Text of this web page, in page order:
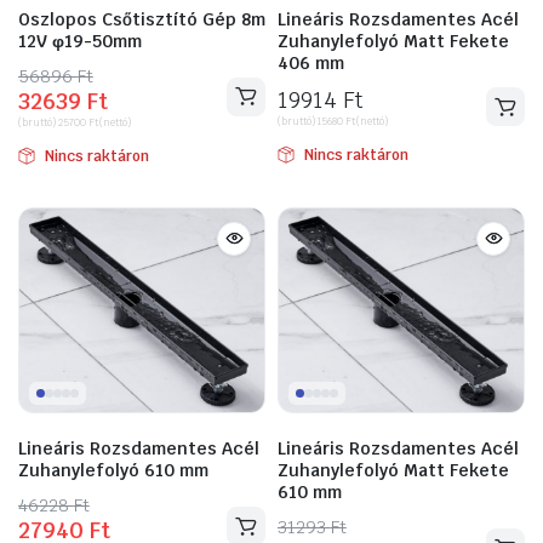
Oszlopos Csőtisztító Gép 8m
12V φ19-50mm
56896Ft
Original
price
was:
56896 Ft.
32639 Ft
Current
price
is:
32639 Ft.
(bruttó)25700 Ft(nettó)
Nincs raktáron
Lineáris Rozsdamentes Acél
Zuhanylefolyó Matt Fekete
406 mm
19914 Ft
(bruttó)15680 Ft(nettó)
Nincs raktáron
Lineáris Rozsdamentes Acél
Zuhanylefolyó 610 mm
46228Ft
Original
price
27940 Ft
Current
price
Lineáris Rozsdamentes Acél
Zuhanylefolyó Matt Fekete
610 mm
31293Ft
Original
Current